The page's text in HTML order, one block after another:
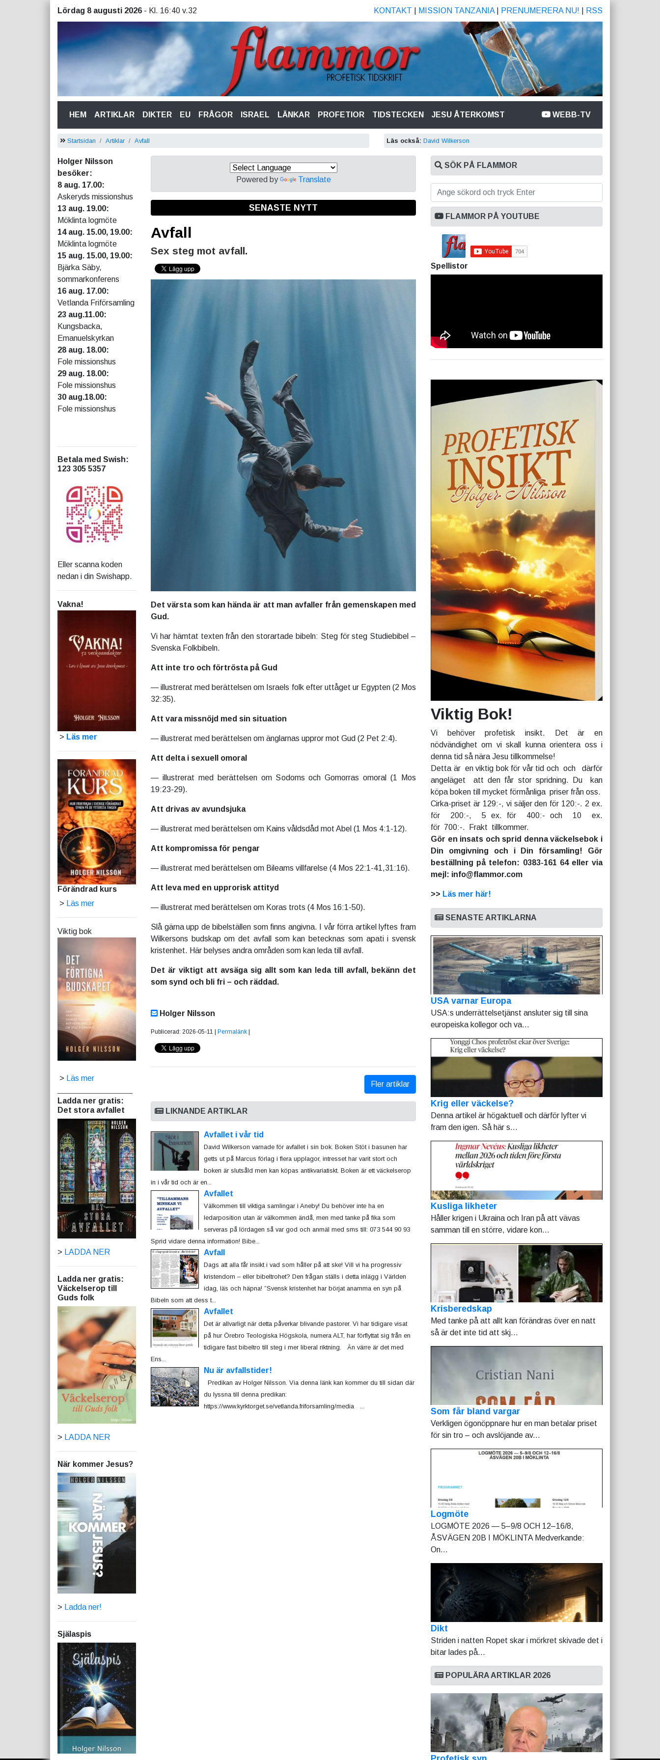
Lördag 8 augusti 2026 - Kl. 16:40 v.32 KONTAKT MISSION TANZANIA| PRENUMERERA NU! RSS
HEM(CURRENT)
ARTIKLAR DIKTER EU FRÅGOR ISRAEL LÄNKAR PROFETIOR TIDSTECKEN JESU ÅTERKOMST WEBB-TV
Startsidan Artiklar Avfall Läs också: David Wilkerson
Holger Nilsson
besöker:
8 aug. 17.00:
Askeryds missionshus
13 aug. 19.00:
Möklinta logmöte
14 aug. 15.00, 19.00:
Möklinta logmöte
15 aug. 15.00, 19.00:
Bjärka Säby,
sommarkonferens
16 aug. 17.00:
Vetlanda Friförsamling
23 aug.11.00:
Kungsbacka,
Emanuelskyrkan
28 aug. 18.00:
Fole missionshus
29 aug. 18.00:
Fole missionshus
30 aug.18.00:
Fole missionshus
Betala med Swish:
123 305 5357
Eller scanna koden
nedan i din Swishapp.
Vakna!
> Läs mer
Förändrad kurs
> Läs mer
Viktig bok
> Läs mer
Ladda ner gratis:
Det stora avfallet
> LADDA NER
Ladda ner gratis:
Väckelserop till
Guds folk
> LADDA NER
När kommer Jesus?
> Ladda ner!
Själaspis
Powered by Translate
SENASTE NYTT
Avfall
Sex steg mot avfall.
Det värsta som kan hända är att man avfaller från gemenskapen med
Gud.
Vi har hämtat texten från den storartade bibeln: Steg för steg Studiebibel –
Svenska Folkbibeln.
Att inte tro och förtrösta på Gud
— illustrerat med berättelsen om Israels folk efter uttåget ur Egypten (2 Mos
32:35).
Att vara missnöjd med sin situation
— illustrerat med berättelsen om änglarnas uppror mot Gud (2 Pet 2:4).
Att delta i sexuell omoral
— illustrerat med berättelsen om Sodoms och Gomorras omoral (1 Mos
19:23-29).
Att drivas av avundsjuka
— illustrerat med berättelsen om Kains våldsdåd mot Abel (1 Mos 4:1-12).
Att kompromissa för pengar
— illustrerat med berättelsen om Bileams villfarelse (4 Mos 22:1-41,31:16).
Att leva med en upprorisk attityd
— illustrerat med berättelsen om Koras trots (4 Mos 16:1-50).
Slå gärna upp de bibelställen som finns angivna. I vår förra artikel lyftes fram
Wilkersons budskap om det avfall som kan betecknas som apati i svensk
kristenhet. Här belyses andra områden som kan leda till avfall.
Det är viktigt att avsäga sig allt som kan leda till avfall, bekänn det
som synd och bli fri – och räddad.
Holger Nilsson
Publicerad: 2026-05-11 | Permalänk
Fler artiklar
LIKNANDE ARTIKLAR
Avfallet i vår tid
David Wilkerson varnade för avfallet i sin bok. Boken Stöt i basunen har
getts ut på Marcus förlag i flera upplagor, intresset har varit stort och
boken är slutsåld men kan köpas antikvariatiskt. Boken är ett väckelserop
in i vår tid och är en...
Avfallet
Välkommen till viktiga samlingar i Aneby! Du behöver inte ha en
ledarposition utan är välkommen ändå, men med tanke på fika som
serveras på lördagen så var god och anmäl med sms till: 073 544 90 93
Sprid vidare denna information! Bibe...
Avfall
Dags att alla får insikt i vad som håller på att ske! Vill vi ha progressiv
kristendom – eller bibeltrohet? Den frågan ställs i detta inlägg i Världen
idag, läs och häpna! ”Svensk kristenhet har börjat anamma en syn på
Bibeln som att dess t...
Avfallet
Det är allvarligt när detta påverkar blivande pastorer. Vi har tidigare visat
på hur Örebro Teologiska Högskola, numera ALT, har förflyttat sig från en
tidigare fast bibeltro till steg i mer liberal riktning. Än värre är det med
Ens...
Nu är avfallstider!
Predikan av Holger Nilsson. Via denna länk kan kommer du till sidan där
du lyssna till denna predikan:
https://www.kyrktorget.se/vetlanda.friforsamling/media ...
SÖK PÅ FLAMMOR
FLAMMOR PÅ YOUTUBE
Spellistor
Viktig Bok!
Vi behöver profetisk insikt. Det är en
nödvändighet om vi skall kunna orientera oss i
denna tid så nära Jesu tillkommelse!
Detta är en viktig bok för vår tid och och därför
angeläget att den får stor spridning. Du kan
köpa boken till mycket förmånliga priser från oss.
Cirka-priset är 129:-, vi säljer den för 120:-. 2 ex.
för 200:-, 5 ex. för 400:- och 10 ex.
för 700:-. Frakt tillkommer.
Gör en insats och sprid denna väckelsebok i
Din omgivning och i Din församling! Gör
beställning på telefon: 0383-161 64 eller via
mejl: info@flammor.com
>> Läs mer här!
SENASTE ARTIKLARNA
USA varnar Europa
USA:s underrättelsetjänst ansluter sig till sina
europeiska kollegor och va...
Krig eller väckelse?
Denna artikel är högaktuell och därför lyfter vi
fram den igen. Så här s...
Kusliga likheter
Håller krigen i Ukraina och Iran på att vävas
samman till en större, vidare kon...
Krisberedskap
Med tanke på att allt kan förändras över en natt
så är det inte tid att skj...
Som får bland vargar
Verkligen ögonöppnare hur en man betalar priset
för sin tro – och avslöjande av...
Logmöte
LOGMÖTE 2026 — 5–9/8 OCH 12–16/8,
ÅSVÄGEN 20B I MÖKLINTA Medverkande:
On...
Dikt
Striden i natten Ropet skar i mörkret skivade det i
bitar lades på...
POPULÄRA ARTIKLAR 2026